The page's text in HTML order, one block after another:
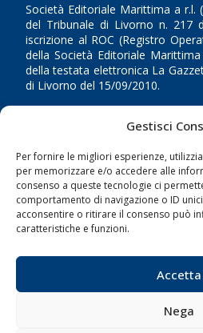
Gestisci
Per fornire le migliori esperienze,
per memorizzare e/o accedere alle
consenso a queste tecnologie ci
comportamento di navigazione o ID
acconsentire o ritirare il consenso può
caratteristiche e funzioni.
Accetta
Nega
Società Editoriale Marittima a r.l.
del Tribunale di Livorno n. 217
iscrizione al ROC (Registro
della Società Editoriale
della testata elettronica La
di Livorno del 15/09/2010.
LINK
Porti/
Compagnie di
Blue